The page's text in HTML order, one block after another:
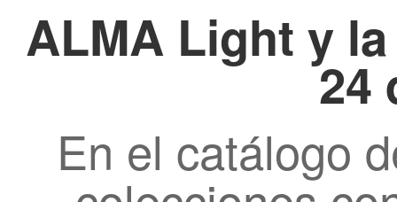
ALMA Light y
24
En el catálogo